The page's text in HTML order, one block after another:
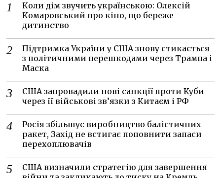
Коли дім звучить українською: Олексій
Комаровський про кіно, що береже
дитинство
Підтримка України у США знову стикається
з політичними перешкодами через Трампа і
Маска
США запровадили нові санкції проти Куби
через її військові зв’язки з Китаєм і РФ
Росія збільшує виробництво балістичних
ракет, Захід не встигає поповнити запаси
перехоплювачів
США визначили стратегію для завершення